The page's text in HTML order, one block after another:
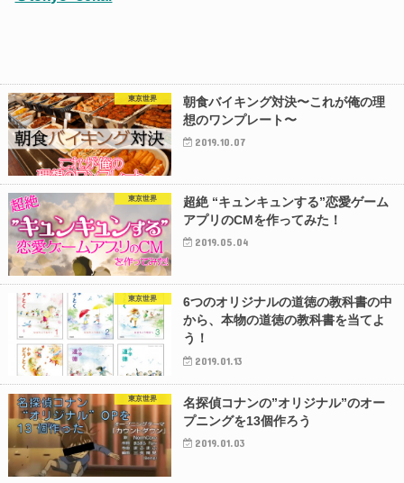
東京世界
朝食バイキング対決〜これが俺の理
想のワンプレート〜
2019.10.07
東京世界
超絶 “キュンキュンする”恋愛ゲーム
アプリのCMを作ってみた！
2019.05.04
東京世界
6つのオリジナルの道徳の教科書の中
から、本物の道徳の教科書を当てよ
う！
2019.01.13
東京世界
名探偵コナンの”オリジナル”のオー
プニングを13個作ろう
2019.01.03